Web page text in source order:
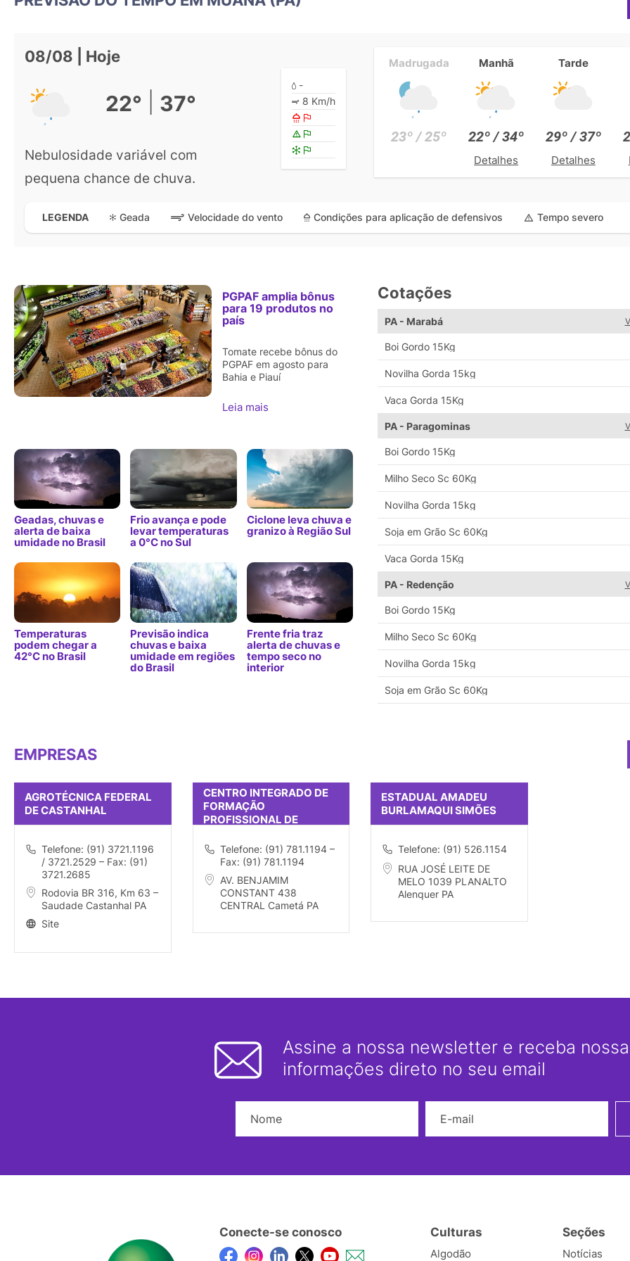
08/08 | Hoje
22° 37°
Nebulosidade variável com
pequena chance de chuva.
-
8 Km/h
Madrugada
23º / 25º
Manhã
22º / 34º
Detalhes
Tarde
29º / 37º
Detalhes
LEGENDA Geada Velocidade do vento Condições para aplicação de defensivos Tempo severo
PGPAF amplia bônus
para 19 produtos no
país
Tomate recebe bônus do
PGPAF em agosto para
Bahia e Piauí
Leia mais
Geadas, chuvas e
alerta de baixa
umidade no Brasil
Frio avança e pode
levar temperaturas
a 0°C no Sul
Ciclone leva chuva e
granizo à Região Sul
Temperaturas
podem chegar a
42°C no Brasil
Previsão indica
chuvas e baixa
umidade em regiões
do Brasil
Frente fria traz
alerta de chuvas e
tempo seco no
interior
Cotações
PA - Marabá
Boi Gordo 15Kg
Novilha Gorda 15kg
Vaca Gorda 15Kg
PA - Paragominas
Boi Gordo 15Kg
Milho Seco Sc 60Kg
Novilha Gorda 15kg
Soja em Grão Sc 60Kg
Vaca Gorda 15Kg
PA - Redenção
Boi Gordo 15Kg
Milho Seco Sc 60Kg
Novilha Gorda 15kg
Soja em Grão Sc 60Kg
EMPRESAS
AGROTÉCNICA FEDERAL
DE CASTANHAL
Telefone: (91) 3721.1196
/ 3721.2529 – Fax: (91)
3721.2685
Rodovia BR 316, Km 63 –
Saudade Castanhal PA
Site
CENTRO INTEGRADO DE
FORMAÇÃO
PROFISSIONAL DE
Telefone: (91) 781.1194 –
Fax: (91) 781.1194
AV. BENJAMIM
CONSTANT 438
CENTRAL Cametá PA
ESTADUAL AMADEU
BURLAMAQUI SIMÕES
Telefone: (91) 526.1154
RUA JOSÉ LEITE DE
MELO 1039 PLANALTO
Alenquer PA
Assine a nossa newsletter e receba
informações direto no seu email
Conecte-se conosco Culturas
Algodão
Seções
Notícias